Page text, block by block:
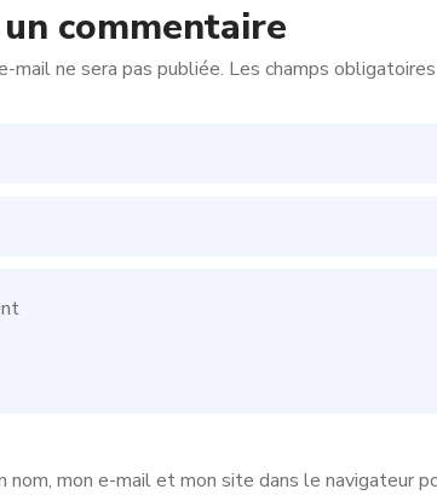
commentaire
mail ne sera pas publiée. Les champs
nom, mon e-mail et mon site dans le navigateur